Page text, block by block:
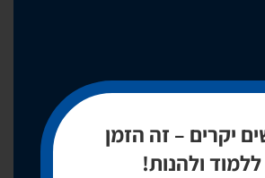
יקרים – זה הזמן
ללמוד ולהנות!